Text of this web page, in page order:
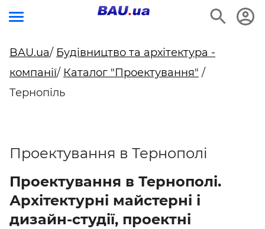
BAU.ua/ Будівництво та архітектура -
компанії/ Каталог "Проектування" /
Тернопіль
Проектування в Тернополі
Проектування в Тернополі.
Архітектурні майстерні і
дизайн-студії, проектні